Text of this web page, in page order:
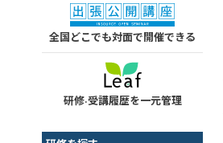
全国どこでも対面で開催できる
研修·受講履歴を一元管理